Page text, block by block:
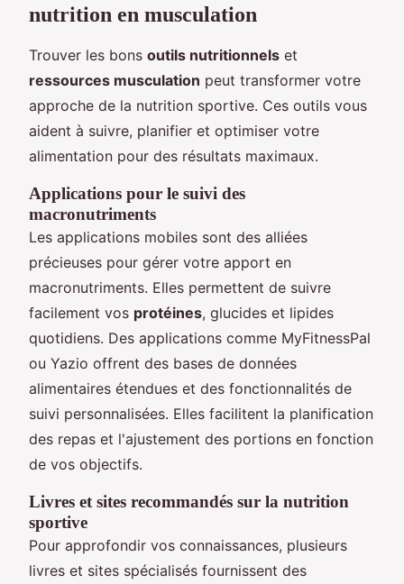
nutrition en musculation
Trouver les bons outils nutritionnels et
ressources musculation peut transformer votre
approche de la nutrition sportive. Ces outils vous
aident à suivre, planifier et optimiser votre
alimentation pour des résultats maximaux.
Applications pour le suivi des
macronutriments
Les applications mobiles sont des alliées
précieuses pour gérer votre apport en
macronutriments. Elles permettent de suivre
facilement vos protéines, glucides et lipides
quotidiens. Des applications comme MyFitnessPal
ou Yazio offrent des bases de données
alimentaires étendues et des fonctionnalités de
suivi personnalisées. Elles facilitent la planification
des repas et l'ajustement des portions en fonction
de vos objectifs.
Livres et sites recommandés sur la nutrition
sportive
Pour approfondir vos connaissances, plusieurs
livres et sites spécialisés fournissent des